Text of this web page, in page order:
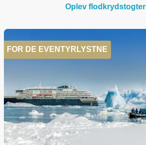
Oplev flodkrydstogter
FOR DE EVENTYRLYSTNE